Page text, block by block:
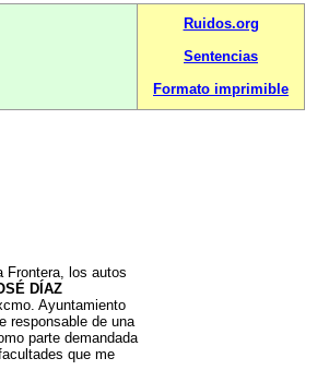
Ruidos.org
Sentencias
Formato imprimible
Frontera, los autos
DÍAZ
Ayuntamiento
responsable de una
parte demandada
que me